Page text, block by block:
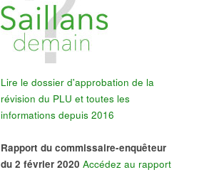
Lire le dossier d'approbation de la
révision du PLU et toutes les
informations depuis 2016
Rapport du commissaire-enquêteur
du 2 février 2020 Accédez au rapport